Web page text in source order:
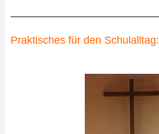
Praktisches für den Schulalltag: